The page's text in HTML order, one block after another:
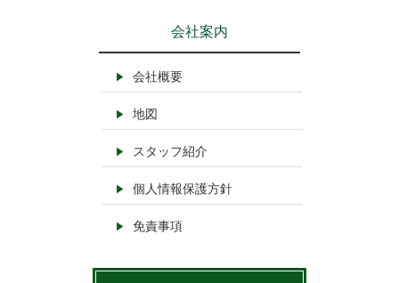
会社案内
会社概要
地図
スタッフ紹介
個人情報保護方針
免責事項